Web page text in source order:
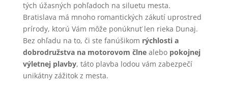
tých úžasných pohľadoch na siluetu mesta.
Bratislava má mnoho romantických zákutí uprostred
prírody, ktorú Vám môže ponúknuť len rieka Dunaj.
Bez ohľadu na to, či ste fanúšikom rýchlosti a
dobrodružstva na motorovom člnealebo pokojnej
výletnej plavby, táto plavba lodou vám zabezpečí
unikátny zážitok z mesta.